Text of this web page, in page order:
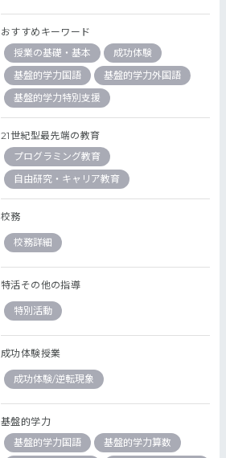
おすすめキーワード
授業の基礎・基本
成功体験
基盤的学力国語
基盤的学力外国語
基盤的学力特別支援
21世紀型最先端の教育
プログラミング教育
自由研究・キャリア教育
校務
校務詳細
特活その他の指導
特別活動
成功体験授業
成功体験/逆転現象
基盤的学力
基盤的学力国語
基盤的学力算数